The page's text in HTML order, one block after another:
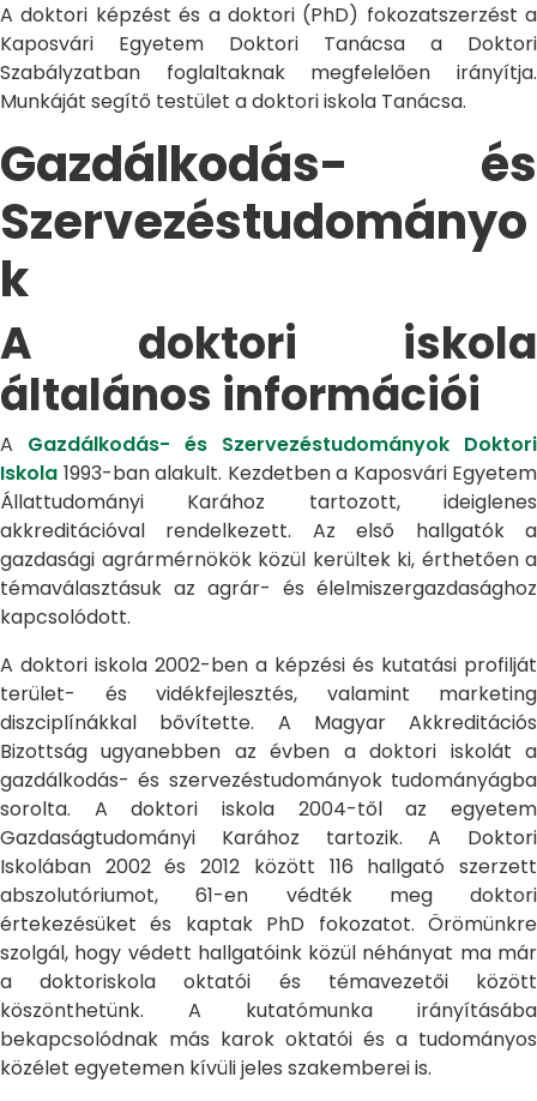
A doktori képzést és a doktori (PhD) fokozatszerzést a
Kaposvári Egyetem Doktori Tanácsa a Doktori
Szabályzatban foglaltaknak megfelelően irányítja.
Munkáját segítő testület a doktori iskola Tanácsa.
Gazdálkodás- és
Szervezéstudományo
k
A doktori iskola
általános információi
A Gazdálkodás- és Szervezéstudományok Doktori
Iskola 1993-ban alakult. Kezdetben a Kaposvári Egyetem
Állattudományi Karához tartozott, ideiglenes
akkreditációval rendelkezett. Az első hallgatók a
gazdasági agrármérnökök közül kerültek ki, érthetően a
témaválasztásuk az agrár- és élelmiszergazdasághoz
kapcsolódott.
A doktori iskola 2002-ben a képzési és kutatási profilját
terület- és vidékfejlesztés, valamint marketing
diszciplínákkal bővítette. A Magyar Akkreditációs
Bizottság ugyanebben az évben a doktori iskolát a
gazdálkodás- és szervezéstudományok tudományágba
sorolta. A doktori iskola 2004-től az egyetem
Gazdaságtudományi Karához tartozik. A Doktori
Iskolában 2002 és 2012 között 116 hallgató szerzett
abszolutóriumot, 61-en védték meg doktori
értekezésüket és kaptak PhD fokozatot. Örömünkre
szolgál, hogy védett hallgatóink közül néhányat ma már
a doktoriskola oktatói és témavezetői között
köszönthetünk. A kutatómunka irányításába
bekapcsolódnak más karok oktatói és a tudományos
közélet egyetemen kívüli jeles szakemberei is.